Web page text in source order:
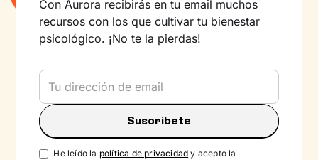
Con Aurora recibirás en tu email muchos
recursos con los que cultivar tu bienestar
psicológico. ¡No te la pierdas!
He leído la política de privacidad y acepto la